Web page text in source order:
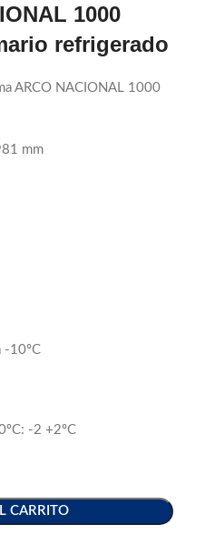
1000
refrigerado
ARCO NACIONAL 1000
mm
-10ºC
-2 +2ºC
CARRITO